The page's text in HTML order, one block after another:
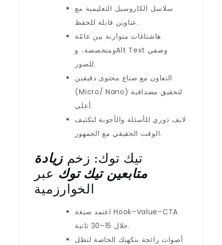
سلاسل الكاروسيل التعليمية مع
عناوين قابلة للحفظ.
هاشتاغات متوازنة بين عامّة
ومتخصصة، وAlt Text وصفي
للصور.
التعاون مع صناع محتوى دقيقين
(Micro/ Nano) لتحقيق مصداقية
أعلى.
لايف دوري للأسئلة والأجوبة لتكثيف
الوقت الحقيقي مع الجمهور.
تيك توك: زخمزيادة
متابعين تيك توك عبر
الخوارزمية
اعتمد صيغة Hook–Value–CTA
خلال 15–30 ثانية.
أصوات رائجة بنكهتك الخاصة لتظل